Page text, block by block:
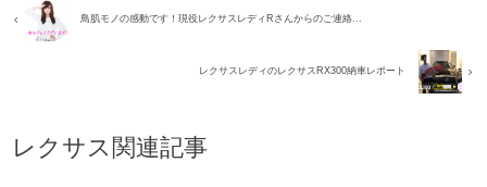
鳥肌モノの感動です！現役レクサスレディRさんからのご連絡...
レクサスレディのレクサスRX300納車レポート
レクサス関連記事